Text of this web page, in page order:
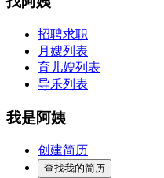
招聘求职
月嫂列表
育儿嫂列表
导乐列表
我是阿姨
创建简历
查找我的简历